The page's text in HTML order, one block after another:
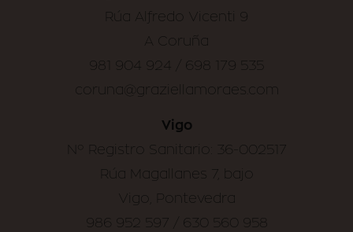
Rúa Alfredo Vicenti 9
A Coruña
981 904 924 / 698 179 535
coruna@graziellamoraes.com
Vigo
Nº Registro Sanitario: 36-002517
Rúa Magallanes 7, bajo
Vigo, Pontevedra
986 952 597 / 630 560 958